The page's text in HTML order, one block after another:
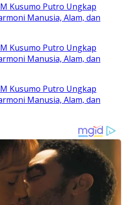
Kusumo Putro Ungkap
Manusia, Alam, dan
Kusumo Putro Ungkap
Manusia, Alam, dan
Kusumo Putro Ungkap
Manusia, Alam, dan